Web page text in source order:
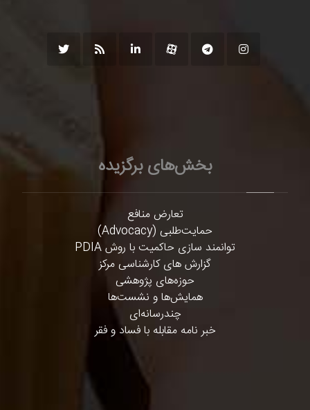
بخش‌های برگزیده
تعارض منافع
حمایت‌طلبی (Advocacy)
توانمند سازی حاکمیت با روش PDIA
گزارش های کارشناسی مرکز
حوزه‌های پژوهشی
همایش‌ها و نشست‌ها
چندرسانه‌ای
خبر نامه مقابله با فساد و فقر